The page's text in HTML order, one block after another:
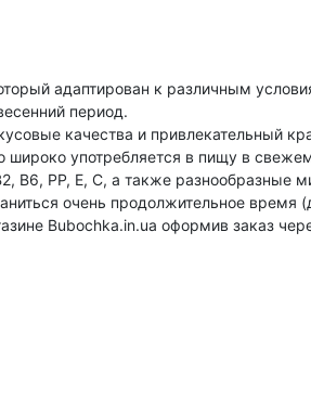
адаптирован к различным
период.
качества и привлекательный
употребляется в пищу в
В6, РР, Е, С, а также разнообразные
очень продолжительное время
Bubochka.in.ua оформив заказ